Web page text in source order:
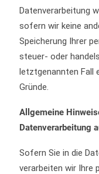
Datenverarbeitung
sofern wir keine
Speicherung Ihrer
steuer- oder
letztgenannten Fall
Gründe.
Allgemeine
Datenverarbeitung
Sofern Sie in die
verarbeiten wir Ihre